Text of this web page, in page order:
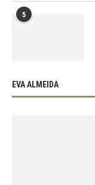
5
EVA ALMEIDA